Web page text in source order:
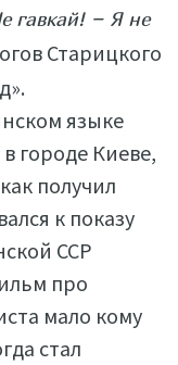
гавкай! − Я не
Старицкого
языке
городе Киеве,
получил
к показу
ССР
про
мало кому
стал